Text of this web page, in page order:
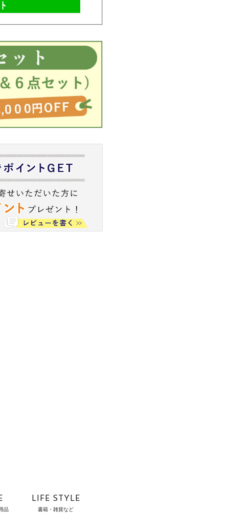
品
LIFE STYLE
書籍・雑貨など